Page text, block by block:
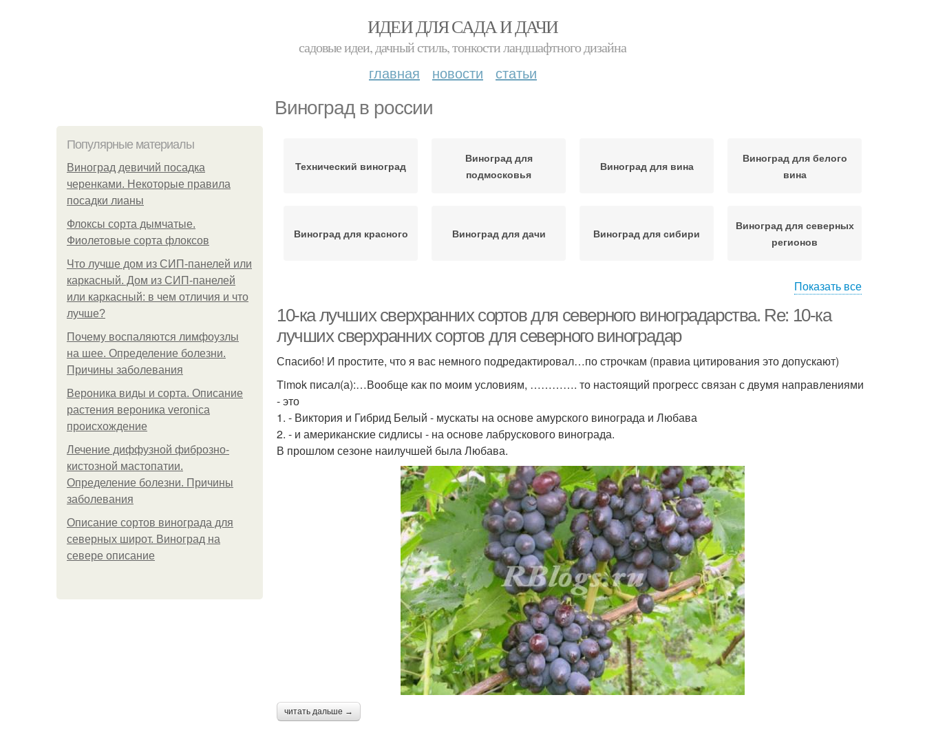
ИДЕИ ДЛЯ САДА И ДАЧИ
садовые идеи, дачный стиль, тонкости ландшафтного дизайна
главная новости статьи
Виноград в россии
Популярные материалы
Виноград девичий посадка
черенками. Некоторые правила
посадки лианы
Флоксы сорта дымчатые.
Фиолетовые сорта флоксов
Что лучше дом из СИП-панелей или
каркасный. Дом из СИП-панелей
или каркасный: в чем отличия и что
лучше?
Почему воспаляются лимфоузлы
на шее. Определение болезни.
Причины заболевания
Вероника виды и сорта. Описание
растения вероника veronica
происхождение
Лечение диффузной фиброзно-
кистозной мастопатии.
Определение болезни. Причины
заболевания
Описание сортов винограда для
северных широт. Виноград на
севере описание
Технический виноград
Виноград для
подмосковья
Виноград для вина
Виноград для белого
вина
Виноград для красного Виноград для дачи Виноград для сибири
Виноград для северных
регионов
районов
Черный виноград
Виноград для
Виноград для сухого
вина
Виноград для
Виноград для
производства
Виноград для
приготовления
Виноград для
северного виноделия
Показать все
10-ка лучших сверхранних сортов для северного виноградарства. Re: 10-ка
лучших сверхранних сортов для северного виноградар
Спасибо! И простите, что я вас немного подредактировал…по строчкам (правиа цитирования это допускают)
Timok писал(а):…Вообще как по моим условиям, …………. то настоящий прогресс связан с двумя направлениями
- это
1. - Виктория и Гибрид Белый - мускаты на основе амурского винограда и Любава
2. - и американские сидлисы - на основе лабрускового винограда.
В прошлом сезоне наилучшей была Любава.
читать дальше →